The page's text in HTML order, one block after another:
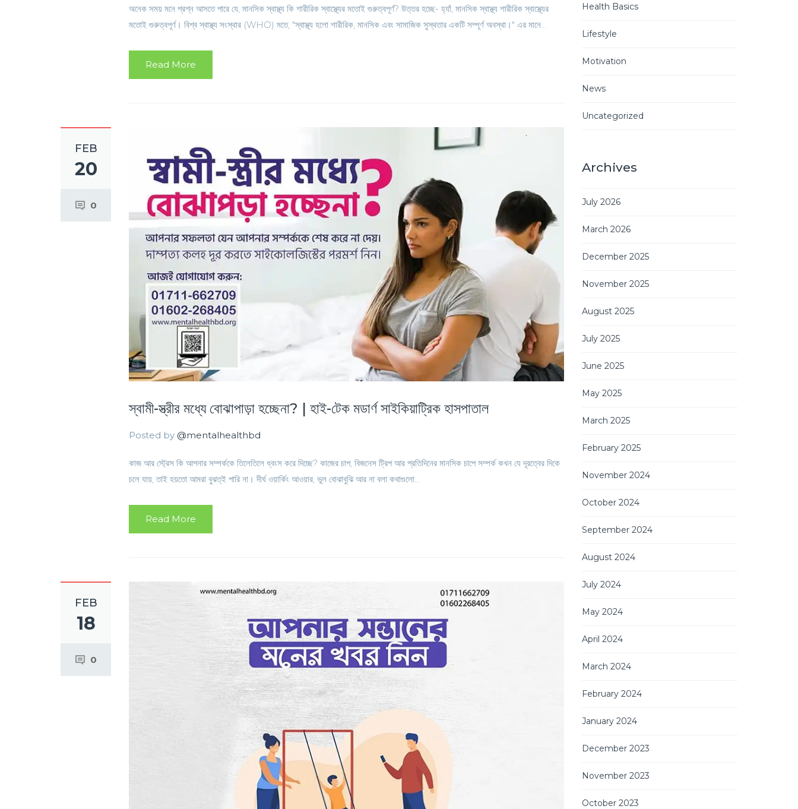
অনেক সময় মনে প্রশ্ন আসতে পারে যে, মানসিক স্বাস্থ্য কি শারীরিক স্বাস্থ্যের মতোই গুরুত্বপূর্ণ? উত্তর হচ্ছে- হ্যাঁ, মানসিক স্বাস্থ্য শারীরিক স্বাস্থ্যের
মতোই গুরুত্বপূর্ণ। বিশ্ব স্বাস্থ্য সংস্থার (WHO) মতে, "স্বাস্থ্য হলো শারীরিক, মানসিক এবং সামাজিক সুস্থতার একটি সম্পূর্ণ অবস্থা।" এর মানে...
Read More
FEB
20
0
স্বামী-স্ত্রীর মধ্যে বোঝাপাড়া হচ্ছেনা? | হাই-টেক মডার্ণ সাইকিয়াট্রিক হাসপাতাল
Posted by @mentalhealthbd
কাজ আর স্ট্রেস কি আপনার সম্পর্ককে তিলেতিলে ধ্বংস করে দিচ্ছে? কাজের চাপ, বিজনেস ট্রিপ আর প্রতিদিনের মানসিক চাপে সম্পর্ক কখন যে দূরত্বের দিকে
চলে যায়, তাই হয়তো আমরা বুঝত্ই পারি না। দীর্ঘ ওয়ার্কিং আওয়ার, ভুল বোঝাবুঝি আর না বলা কথাগুলো...
Read More
FEB
18
0
Health Basics
Lifestyle
Motivation
News
Uncategorized
Archives
July 2026
March 2026
December 2025
November 2025
August 2025
July 2025
June 2025
May 2025
March 2025
February 2025
November 2024
October 2024
September 2024
August 2024
July 2024
May 2024
April 2024
March 2024
February 2024
January 2024
December 2023
November 2023
October 2023